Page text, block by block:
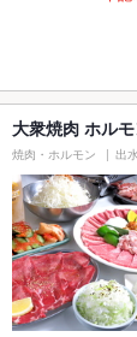
大衆焼肉 ホル
焼肉・ホルモン 出